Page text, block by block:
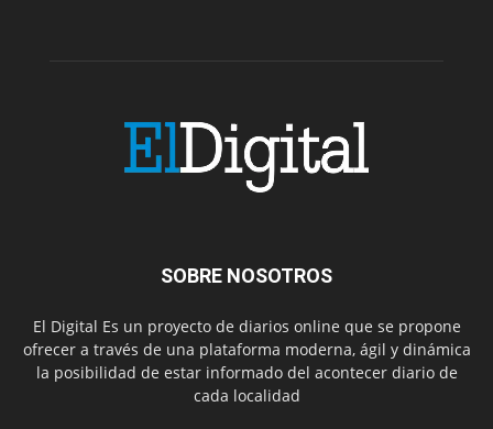
SOBRE NOSOTROS
El Digital Es un proyecto de diarios online que se propone
ofrecer a través de una plataforma moderna, ágil y dinámica
la posibilidad de estar informado del acontecer diario de
cada localidad